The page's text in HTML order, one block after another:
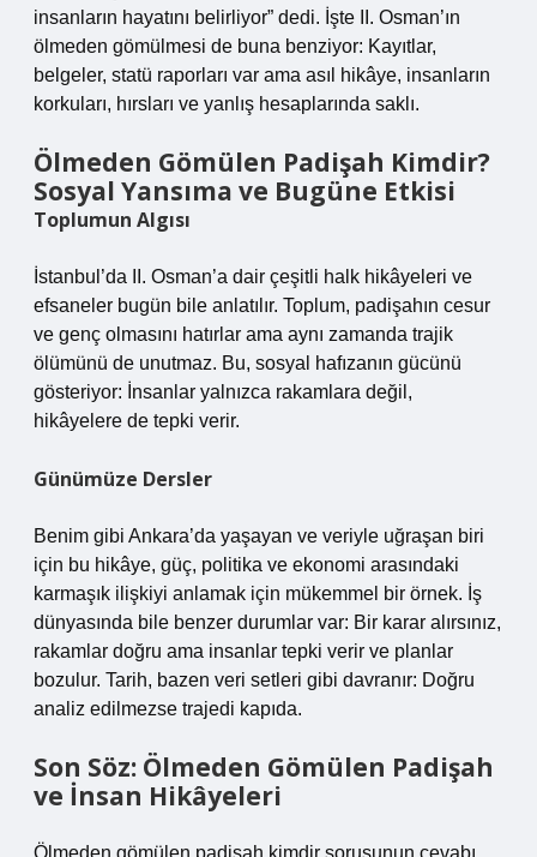
insanların hayatını belirliyor” dedi. İşte II. Osman’ın
ölmeden gömülmesi de buna benziyor: Kayıtlar,
belgeler, statü raporları var ama asıl hikâye, insanların
korkuları, hırsları ve yanlış hesaplarında saklı.
Ölmeden Gömülen Padişah Kimdir?
Sosyal Yansıma ve Bugüne Etkisi
Toplumun Algısı
İstanbul’da II. Osman’a dair çeşitli halk hikâyeleri ve
efsaneler bugün bile anlatılır. Toplum, padişahın cesur
ve genç olmasını hatırlar ama aynı zamanda trajik
ölümünü de unutmaz. Bu, sosyal hafızanın gücünü
gösteriyor: İnsanlar yalnızca rakamlara değil,
hikâyelere de tepki verir.
Günümüze Dersler
Benim gibi Ankara’da yaşayan ve veriyle uğraşan biri
için bu hikâye, güç, politika ve ekonomi arasındaki
karmaşık ilişkiyi anlamak için mükemmel bir örnek. İş
dünyasında bile benzer durumlar var: Bir karar alırsınız,
rakamlar doğru ama insanlar tepki verir ve planlar
bozulur. Tarih, bazen veri setleri gibi davranır: Doğru
analiz edilmezse trajedi kapıda.
Son Söz: Ölmeden Gömülen Padişah
ve İnsan Hikâyeleri
Ölmeden gömülen padişah kimdir sorusunun cevabı,